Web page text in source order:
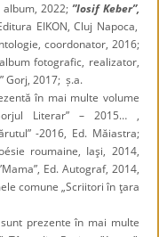
album, 2022;”Iosif Keber”,
EIKON, Cluj Napoca,
coordonator, 2016;
album fotografic, realizator,
Gorj, 2017; ș.a.
în mai multe volume
Literar” – 2015… ,
-2016, Ed. Măiastra;
roumaine, Iaşi, 2014,
Ed. Autograf, 2014,
comune „Scriitori în ţara
prezente în mai multe